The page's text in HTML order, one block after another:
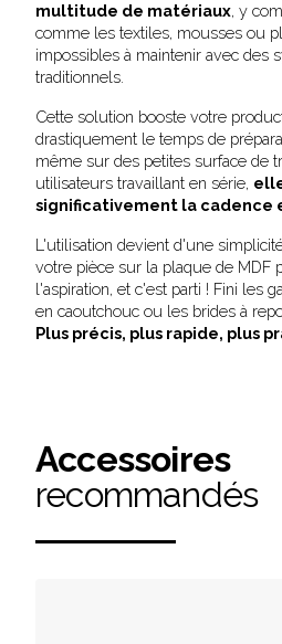
multitude de matériaux, y
comme les textiles, mousses ou
impossibles à maintenir avec des
traditionnels.
Cette solution booste votre
drastiquement le temps de
même sur des petites surface de
utilisateurs travaillant en série,
significativement la cadence
L'utilisation devient d'une
votre pièce sur la plaque de MDF
l'aspiration, et c'est parti ! Fini les
en caoutchouc ou les brides à
Plus précis, plus rapide, plus
Accessoires
recommandés